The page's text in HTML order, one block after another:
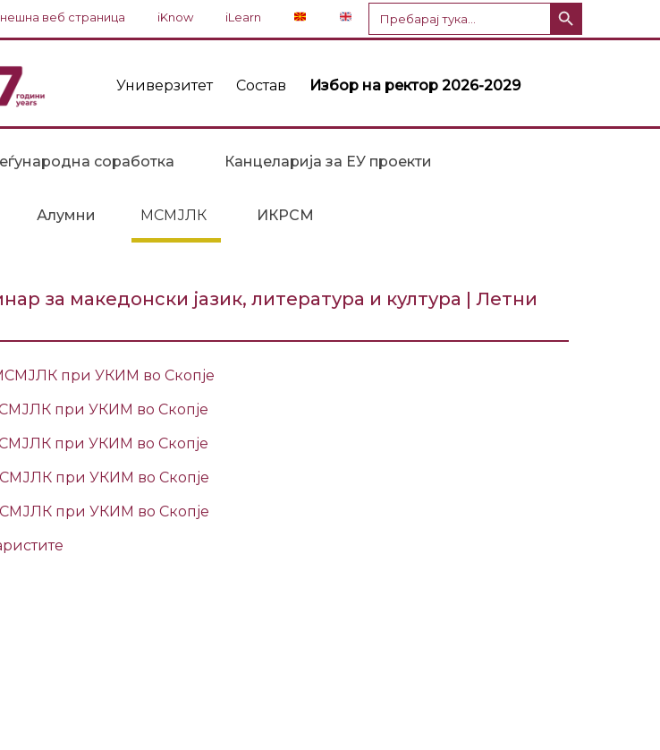
веб страница iKnow iLearn
Пребарај
за:
Универзитет Состав Избор на ректор 2026-2029
соработка Канцеларија за ЕУ проекти
Алумни МСМЈЛК ИКРСМ
за македонски јазик, литература и култура | Летни
при УКИМ во Скопје
при УКИМ во Скопје
при УКИМ во Скопје
при УКИМ во Скопје
при УКИМ во Скопје